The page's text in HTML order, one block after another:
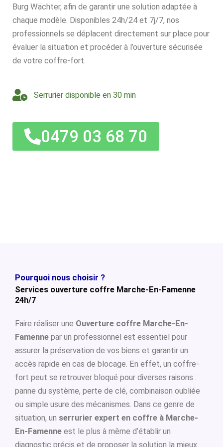
Burg Wächter, afin de garantir une solution adaptée à
chaque modèle. Disponibles 24h/24 et 7j/7, nos
professionnels se déplacent directement sur place pour
évaluer la situation et procéder à l’ouverture sécurisée
de votre coffre-fort.
Serrurier disponible en 30 min
0479 03 68 70
Pourquoi nous choisir ?
Services ouverture coffre Marche-En-Famenne
24h/7
Faire réaliser une Ouverture coffre Marche-En-
Famenne par un professionnel est essentiel pour
assurer la préservation de vos biens et garantir un
accès rapide en cas de blocage. En effet, un coffre-
fort peut se retrouver bloqué pour diverses raisons :
panne du système, perte de clé, combinaison oubliée
ou simple usure des mécanismes. Dans ce genre de
situation, un serrurier expert en coffre à Marche-
En-Famenne est le plus à même d’établir un
diagnostic précis et de proposer la solution la mieux